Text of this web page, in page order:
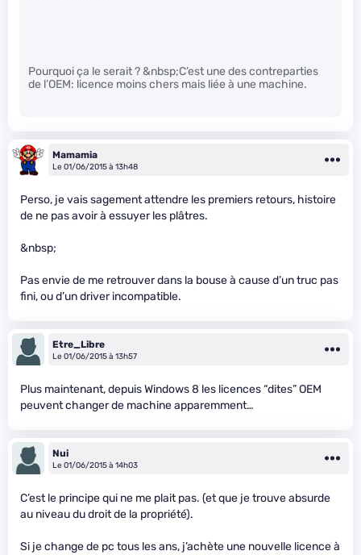
Pourquoi ça le serait ? &nbsp;C’est une des contreparties
de l’OEM: licence moins chers mais liée à une machine.
Mamamia
Le 01/06/2015 à 13h48
Perso, je vais sagement attendre les premiers retours, histoire
de ne pas avoir à essuyer les plâtres.
&nbsp;
Pas envie de me retrouver dans la bouse à cause d’un truc pas
fini, ou d’un driver incompatible.
Etre_Libre
Le 01/06/2015 à 13h57
Plus maintenant, depuis Windows 8 les licences “dites” OEM
peuvent changer de machine apparemment…
Nui
Le 01/06/2015 à 14h03
C’est le principe qui ne me plait pas. (et que je trouve absurde
au niveau du droit de la propriété).
Si je change de pc tous les ans, j’achète une nouvelle licence à